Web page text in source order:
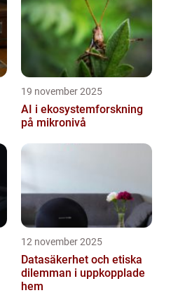
19 november 2025
AI i ekosystemforskning
på mikronivå
12 november 2025
Datasäkerhet och etiska
dilemman i uppkopplade
hem